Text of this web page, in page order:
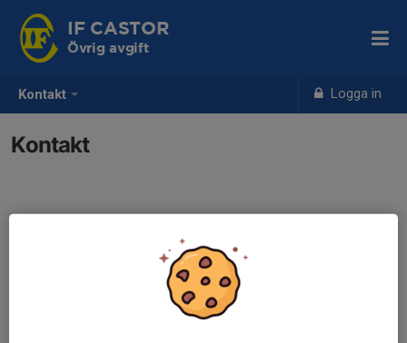
Kontakt Logga in
IF CASTOR
Övrig avgift
Kontakt